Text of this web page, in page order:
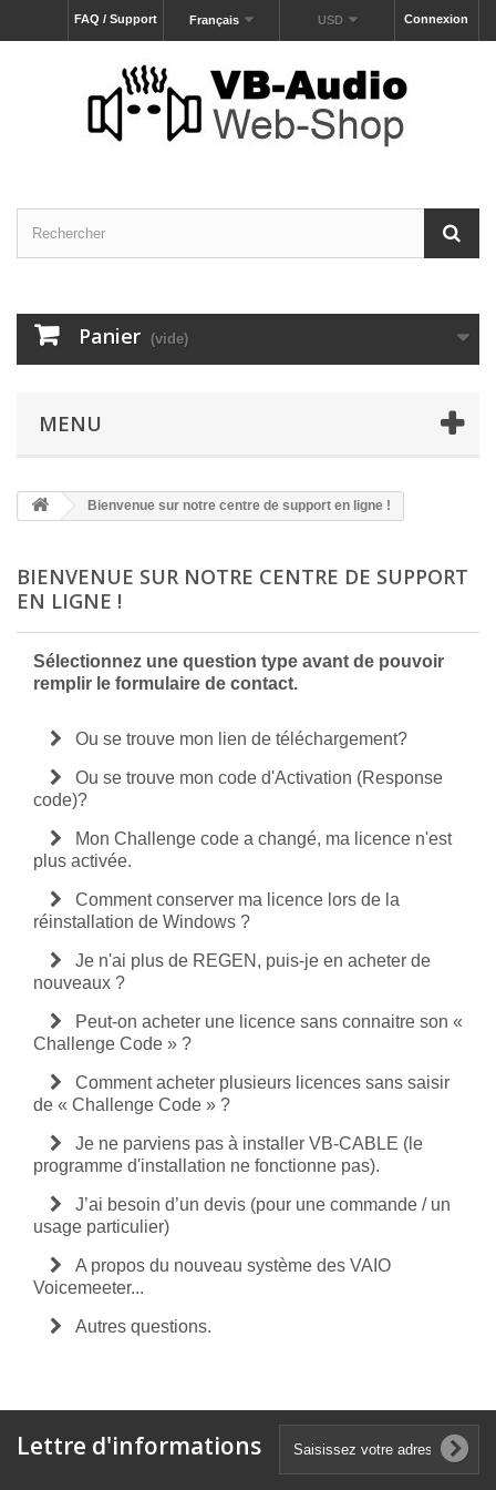
Connexion
USD
Français
FAQ / Support
Panier (vide)
MENU
Bienvenue sur notre centre de support en ligne !
BIENVENUE SUR NOTRE CENTRE DE SUPPORT
EN LIGNE !
Sélectionnez une question type avant de pouvoir
remplir le formulaire de contact.
Ou se trouve mon lien de téléchargement?
Ou se trouve mon code d'Activation (Response
code)?
Mon Challenge code a changé, ma licence n'est
plus activée.
Comment conserver ma licence lors de la
réinstallation de Windows ?
Je n'ai plus de REGEN, puis-je en acheter de
nouveaux ?
Peut-on acheter une licence sans connaitre son «
Challenge Code » ?
Comment acheter plusieurs licences sans saisir
de « Challenge Code » ?
Je ne parviens pas à installer VB-CABLE (le
programme d'installation ne fonctionne pas).
J’ai besoin d’un devis (pour une commande / un
usage particulier)
A propos du nouveau système des VAIO
Voicemeeter...
Autres questions.
Lettre d'informations